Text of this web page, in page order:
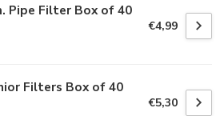
Pipe Filter Box of 40
€4,99
Filters Box of 40
€5,30